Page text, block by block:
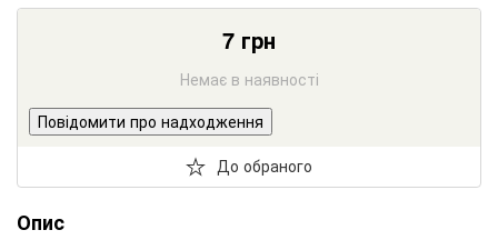
7 грн
Немає в наявності
Повідомити про надходження
До обраного
Опис